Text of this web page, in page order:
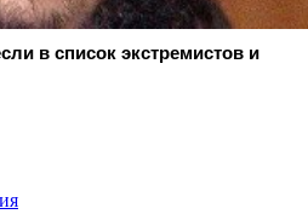
в список экстремистов и